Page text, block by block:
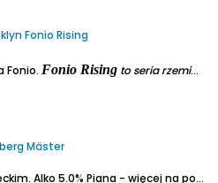
Fonio Rising
Fonio. Fonio Rising to seria rzemieślniczych piw od amerykańskiego browaru
Mäster
Alko 5.0% Piana - więcej na początku potem grubsza warstwa.